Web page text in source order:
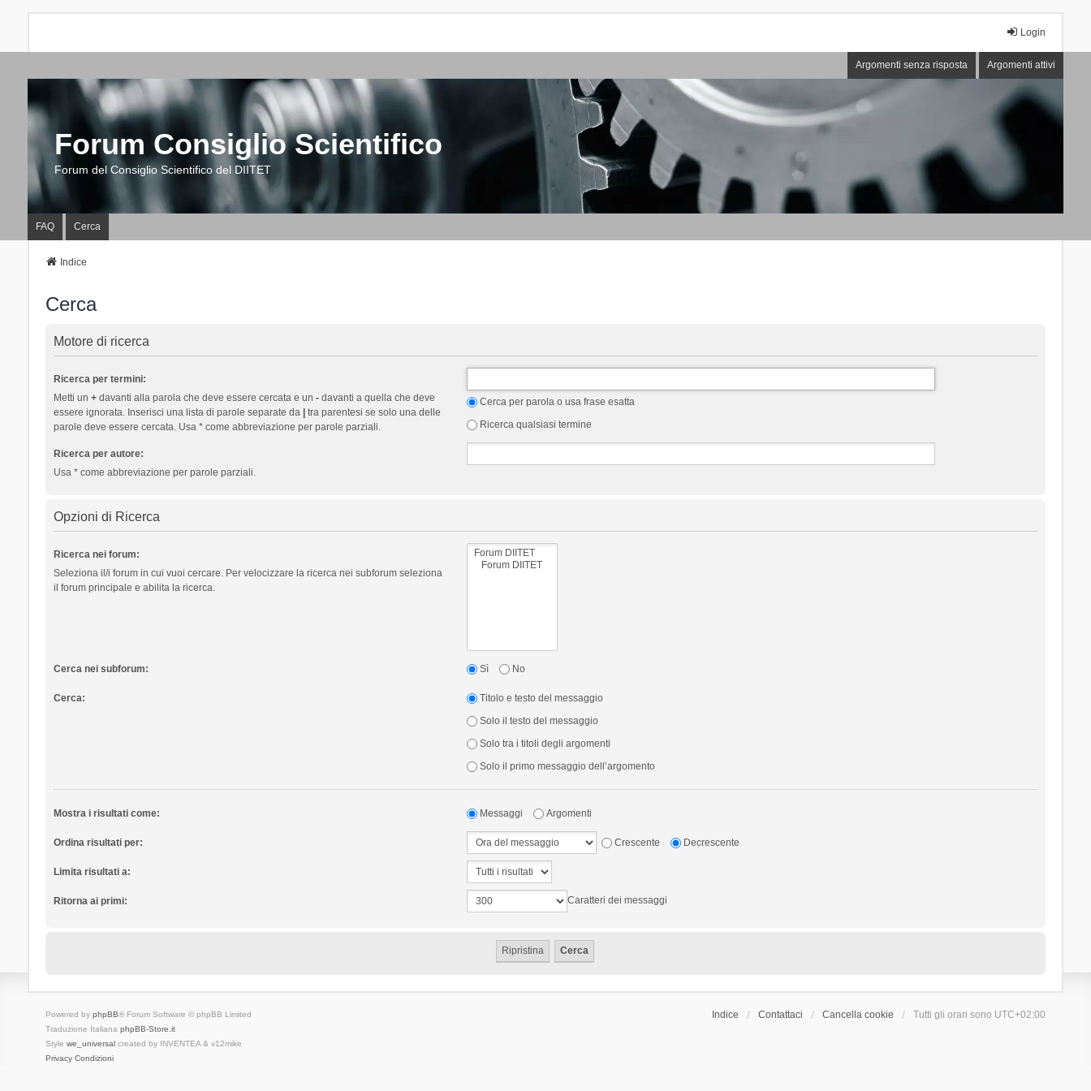
Login
Argomenti senza risposta Argomenti attivi
Forum Consiglio Scientifico
Forum del Consiglio Scientifico del DIITET
FAQ Cerca
Indice
Cerca
Motore di ricerca
Ricerca per termini:
Metti un +davanti alla parola che deve essere cercata e un -davanti a quella che deve
essere ignorata. Inserisci una lista di parole separate da |tra parentesi se solo una delle
parole deve essere cercata. Usa * come abbreviazione per parole parziali.
Cerca per parola o usa frase esatta
Ricerca qualsiasi termine
Ricerca per autore:
Usa * come abbreviazione per parole parziali.
Opzioni di Ricerca
Ricerca nei forum:
Seleziona il/i forum in cui vuoi cercare. Per velocizzare la ricerca nei subforum seleziona
il forum principale e abilita la ricerca.
Cerca nei subforum: Sì No
Cerca:
Titolo e testo del messaggio
Solo il testo del messaggio
Solo tra i titoli degli argomenti
Solo il primo messaggio dell’argomento
Mostra i risultati come: Messaggi Argomenti
Ordina risultati per: Crescente Decrescente
Limita risultati a:
Ritorna ai primi: Caratteri dei messaggi
Indice Contattaci Cancella cookie Tutti gli orari sono UTC+02:00
Powered by phpBB® Forum Software © phpBB Limited
Traduzione Italiana phpBB-Store.it
Style we_universalcreated by INVENTEA & v12mike
Privacy Condizioni